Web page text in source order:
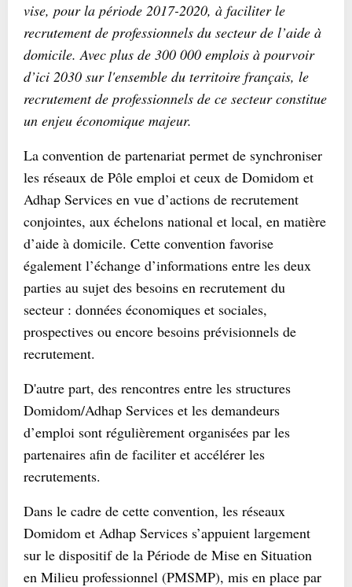
vise, pour la période 2017-2020, à faciliter le
recrutement de professionnels du secteur de l’aide à
domicile. Avec plus de 300 000 emplois à pourvoir
d’ici 2030 sur l'ensemble du territoire français, le
recrutement de professionnels de ce secteur constitue
un enjeu économique majeur.
La convention de partenariat permet de synchroniser
les réseaux de Pôle emploi et ceux de Domidom et
Adhap Services en vue d’actions de recrutement
conjointes, aux échelons national et local, en matière
d’aide à domicile. Cette convention favorise
également l’échange d’informations entre les deux
parties au sujet des besoins en recrutement du
secteur : données économiques et sociales,
prospectives ou encore besoins prévisionnels de
recrutement.
D'autre part, des rencontres entre les structures
Domidom/Adhap Services et les demandeurs
d’emploi sont régulièrement organisées par les
partenaires afin de faciliter et accélérer les
recrutements.
Dans le cadre de cette convention, les réseaux
Domidom et Adhap Services s’appuient largement
sur le dispositif de la Période de Mise en Situation
en Milieu professionnel (PMSMP), mis en place par